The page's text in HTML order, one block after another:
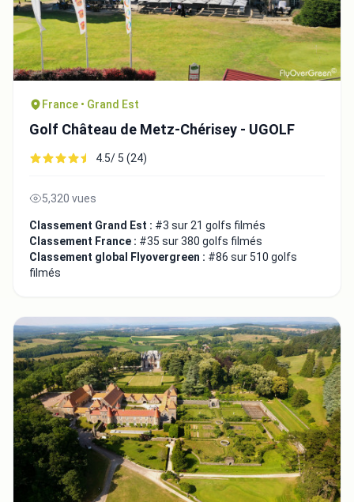
France • Grand Est
Golf Château de Metz-Chérisey - UGOLF
4.5/ 5 (24)
5,320 vues
Classement Grand Est : #3 sur 21 golfs filmés
Classement France : #35 sur 380 golfs filmés
Classement global Flyovergreen : #86 sur 510 golfs
filmés